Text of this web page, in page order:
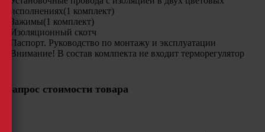
исполнениях(1 комплект)
Зажимы(1 комплект)
Изоляционный скотч
Паспорт. Руководство по монтажу и эксплуатации
Внимание! В состав комлпекта не входит терморегулятор
Запрос стоимости товара